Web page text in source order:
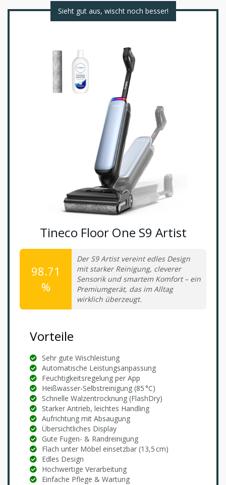
Sieht gut aus, wischt noch besser!
Tineco Floor One S9 Artist
98.71
%
Der S9 Artist vereint edles Design
mit starker Reinigung, cleverer
Sensorik und smartem Komfort – ein
Premiumgerät, das im Alltag
wirklich überzeugt.
Vorteile
Sehr gute Wischleistung
Automatische Leistungsanpassung
Feuchtigkeitsregelung per App
Heißwasser-Selbstreinigung (85 °C)
Schnelle Walzentrocknung (FlashDry)
Starker Antrieb, leichtes Handling
Aufrichtung mit Absaugung
Übersichtliches Display
Gute Fugen- & Randreinigung
Flach unter Möbel einsetzbar (13,5 cm)
Edles Design
Hochwertige Verarbeitung
Einfache Pflege & Wartung